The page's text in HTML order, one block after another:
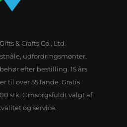
& Crafts Co., Ltd.
udfordringsmønter,
efter bestilling. 15 års
til over 55 lande. Gratis
stk. Omsorgsfuldt valgt af
og service.